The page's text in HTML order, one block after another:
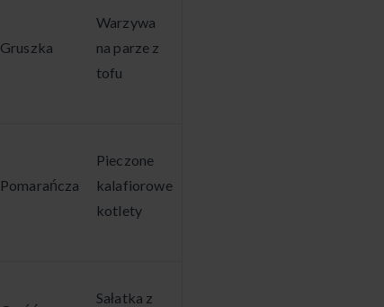
Gruszka
Warzywa
na parze z
tofu
Pomarańcza
Pieczone
kalafiorowe
kotlety
Sałatka z